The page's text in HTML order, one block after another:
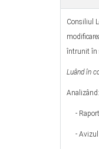
Consiliul
întrunit în
Luând în
Analizând:
-
- Avizul